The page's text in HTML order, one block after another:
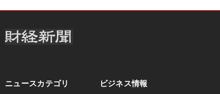
ニュースカテゴリ ビジネス情報